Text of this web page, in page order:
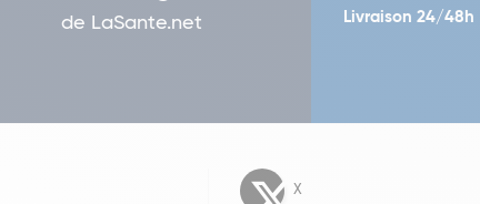
de LaSante.net Livraison 24/48h
X